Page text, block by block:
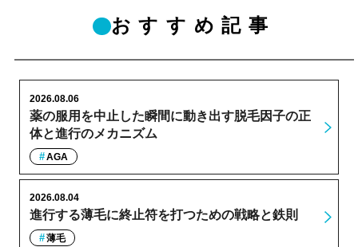
おすすめ記事
薬の服用を中止した瞬間に動き出す脱毛因子の正
体と進行のメカニズム
2026.08.06
AGA
進行する薄毛に終止符を打つための戦略と鉄則
2026.08.04
薄毛